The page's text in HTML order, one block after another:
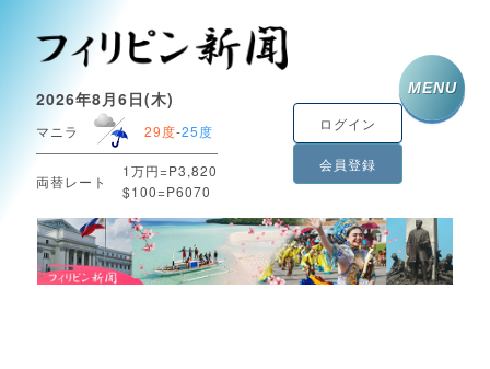
2026年8月6日(木)
マニラ 29度-25度
両替レート
1万円=P3,820
$100=P6070
ログイン
会員登録
MENU